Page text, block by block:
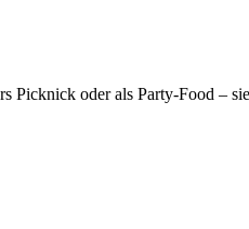
Picknick oder als Party-Food –